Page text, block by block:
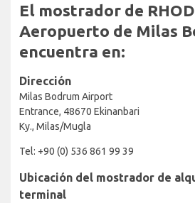
El mostrador de
Aeropuerto de Milas
encuentra en:
Dirección
Milas Bodrum Airport
Entrance, 48670 Ekinanbari
Ky., Milas/Mugla
Tel: +90 (0) 536 861 99 39
Ubicación del mostrador de
terminal